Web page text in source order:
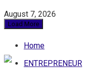
August 7, 2026
Load More
Home
ENTREPRENEUR